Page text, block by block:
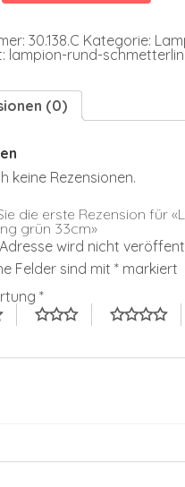
30.138.C Kategorie:
lampion-rund-
(0)
keine Rezensionen.
die erste Rezension für
grün 33cm»
wird nicht
Felder sind mit * markiert
*